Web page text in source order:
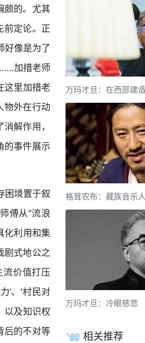
颇的。尤其
前定论。正
好像是为了
加措老师
这里加措老
物外在行动
解作用，
的事件展示
困境置于叙
傅从“流浪
化利用和集
剧式地公之
流价值打压
’、‘村民对
以及知识权
后的不对等
万玛才旦：在西部建
格茸农布：藏族音乐
万玛才旦：冷眼慈悲
相关推荐